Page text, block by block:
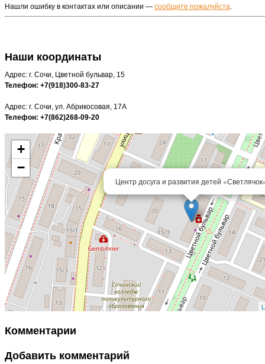
Нашли ошибку в контактах или описании — сообщите пожалуйста.
Наши координаты
Адрес: г. Сочи, Цветной бульвар, 15
Телефон: +7(918)300-83-27
Адрес: г. Сочи, ул. Абрикосовая, 17А
Телефон: +7(862)268-09-20
Центр досуга и развития детей
+
−
Комментарии
Добавить комментарий